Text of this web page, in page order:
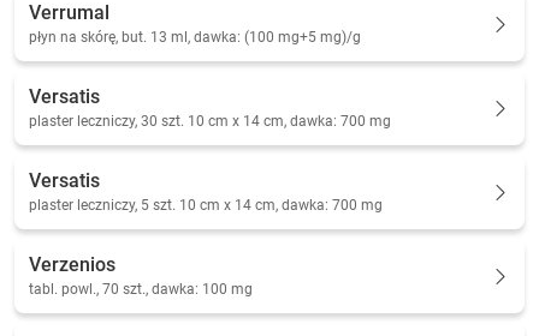
Verrumal
płyn na skórę, but. 13 ml, dawka: (100 mg+5 mg)/g
Versatis
plaster leczniczy, 30 szt. 10 cm x 14 cm, dawka: 700 mg
Versatis
plaster leczniczy, 5 szt. 10 cm x 14 cm, dawka: 700 mg
Verzenios
tabl. powl., 70 szt., dawka: 100 mg